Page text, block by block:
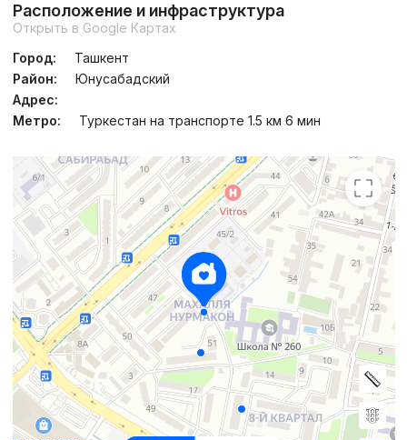
Расположение и инфраструктура
Открыть в Google Картах
Город:
Ташкент
Район:
Юнусабадский
Адрес:
Метро:
Туркестан на транспорте 1.5 км 6 мин